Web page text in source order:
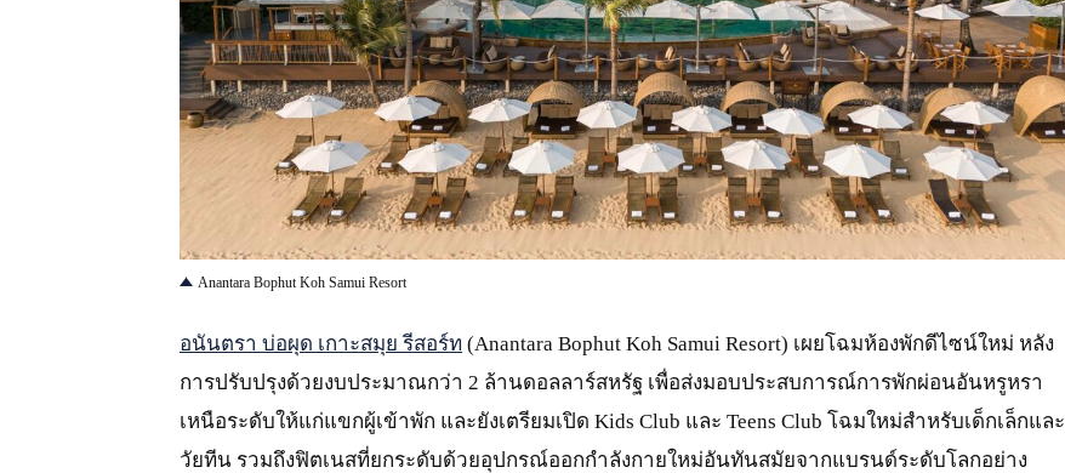
Anantara Bophut Koh Samui Resort
อนันตรา บ่อผุด เกาะสมุย รีสอร์ท (Anantara Bophut Koh Samui Resort) เผยโฉมห้องพักดีไซน์ใหม่ หลัง
การปรับปรุงด้วยงบประมาณกว่า 2 ล้านดอลลาร์สหรัฐ เพื่อส่งมอบประสบการณ์การพักผ่อนอันหรูหรา
เหนือระดับให้แก่แขกผู้เข้าพัก และยังเตรียมเปิด Kids Club และ Teens Club โฉมใหม่สำหรับเด็กเล็กและ
วัยทีน รวมถึงฟิตเนสที่ยกระดับด้วยอุปกรณ์ออกกำลังกายใหม่อันทันสมัยจากแบรนด์ระดับโลกอย่าง